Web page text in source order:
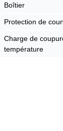
Boîtier
Protection de
Charge de
température